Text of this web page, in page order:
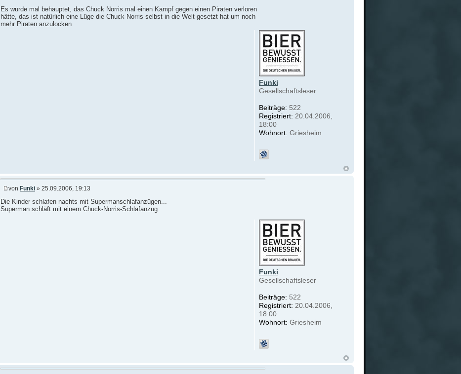
Es wurde mal behauptet, das Chuck Norris mal einen Kampf gegen einen Piraten verloren
hätte, das ist natürlich eine Lüge die Chuck Norris selbst in die Welt gesetzt hat um noch
mehr Piraten anzulocken
Funki
Gesellschaftsleser
Beiträge: 522
Registriert: 20.04.2006,
18:00
Wohnort: Griesheim
von Funki » 25.09.2006, 19:13
Die Kinder schlafen nachts mit Supermanschlafanzügen...
Superman schläft mit einem Chuck-Norris-Schlafanzug
Funki
Gesellschaftsleser
Beiträge: 522
Registriert: 20.04.2006,
18:00
Wohnort: Griesheim